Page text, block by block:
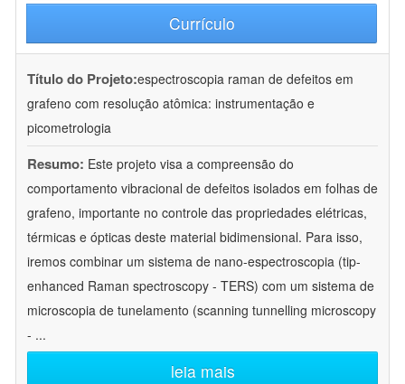
Currículo
Título do Projeto:espectroscopia raman de defeitos em
grafeno com resolução atômica: instrumentação e
picometrologia
Resumo: Este projeto visa a compreensão do
comportamento vibracional de defeitos isolados em folhas de
grafeno, importante no controle das propriedades elétricas,
térmicas e ópticas deste material bidimensional. Para isso,
iremos combinar um sistema de nano-espectroscopia (tip-
enhanced Raman spectroscopy - TERS) com um sistema de
microscopia de tunelamento (scanning tunnelling microscopy
- ...
leia mais